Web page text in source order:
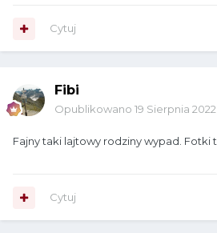
Cytuj
Fibi
Opublikowano 19 Sierpnia 2022
Fajny taki lajtowy rodziny wypad. Fotki
Cytuj